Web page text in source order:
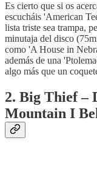
Es cierto que si os
escucháis 'American
lista triste sea trampa,
minutaja del disco
como 'A House in
además de una
algo más que un
2. Big Thief –
Mountain I